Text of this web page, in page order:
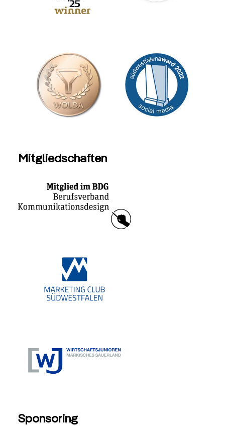
Mitgliedschaften
Sponsoring